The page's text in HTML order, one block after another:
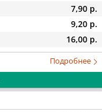
7,90 р.
9,20 р.
16,00 р.
Подробнее